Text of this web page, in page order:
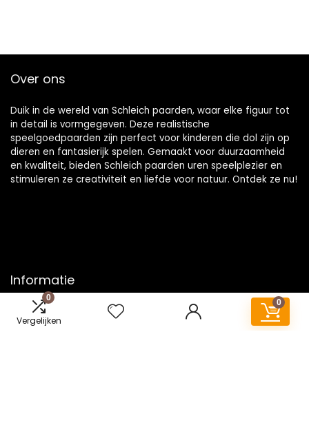
0
Vergelijken
0
Over ons
Duik in de wereld van Schleich paarden, waar elke figuur tot
in detail is vormgegeven. Deze realistische
speelgoedpaarden zijn perfect voor kinderen die dol zijn op
dieren en fantasierijk spelen. Gemaakt voor duurzaamheid
en kwaliteit, bieden Schleich paarden uren speelplezier en
stimuleren ze creativiteit en liefde voor natuur. Ontdek ze nu!
Informatie
Contact